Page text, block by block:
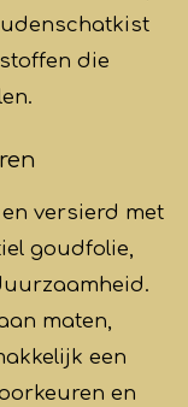
die
versierd met
goudfolie,
maten,
een
en